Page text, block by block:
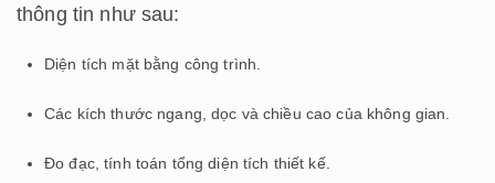
thông tin như sau:
Diện tích mặt bằng công trình.
Các kích thước ngang, dọc và chiều cao của không gian.
Đo đạc, tính toán tổng diện tích thiết kế.